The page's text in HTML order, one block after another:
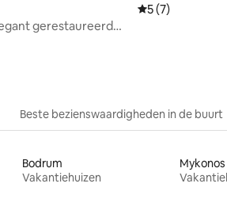
Gemiddelde
5 (7)
gerestaureerd
Beste bezienswaardigheden in de buurt
Bodrum
Vakantiehuizen
Mykonos